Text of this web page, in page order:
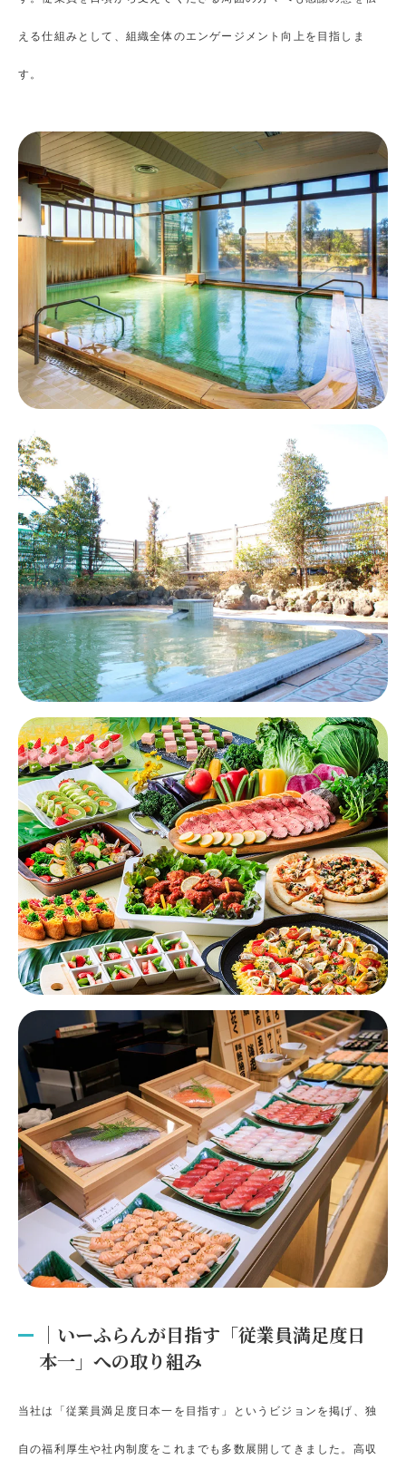
える仕組みとして、組織全体のエンゲージメント向上を目指しま
す。
｜いーふらんが目指す「従業員満足度日
本一」への取り組み
当社は「従業員満足度日本一を目指す」というビジョンを掲げ、独
自の福利厚生や社内制度をこれまでも多数展開してきました。高収